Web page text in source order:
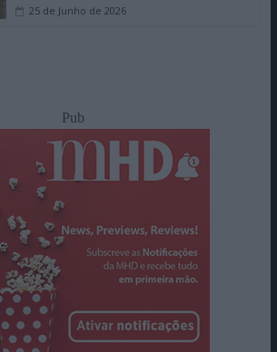
25 de Junho de 2026
Pub